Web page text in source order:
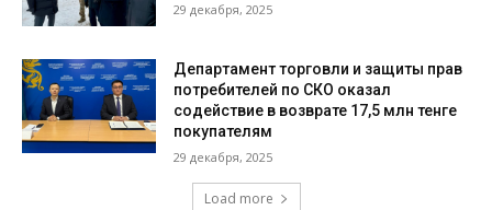
29 декабря, 2025
Департамент торговли и защиты прав
потребителей по СКО оказал
содействие в возврате 17,5 млн тенге
покупателям
29 декабря, 2025
Load more